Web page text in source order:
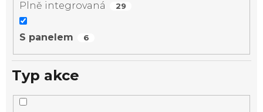
Plně integrovaná 29
S panelem 6
Typ akce